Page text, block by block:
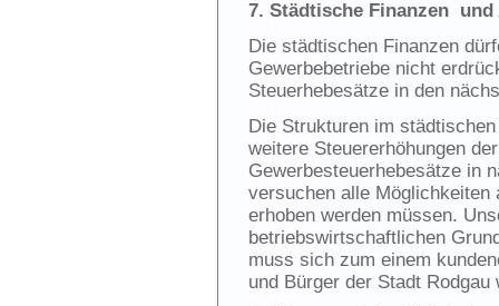
7. Städtische Finanzen und
Die städtischen Finanzen
Gewerbebetriebe nicht
Steuerhebesätze in den
Die Strukturen im
weitere Steuererhöhungen
Gewerbesteuerhebesätze in
versuchen alle Möglichkeiten
erhoben werden müssen.
betriebswirtschaftlichen
muss sich zum einem
und Bürger der Stadt